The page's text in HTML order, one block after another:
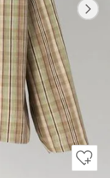
2
BEIGE / 0
165cm